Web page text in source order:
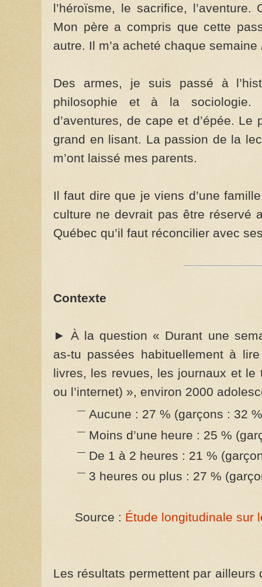
l’héroïsme, le sacrifice,
Mon père a compris que cette
autre. Il m’a acheté chaque semaine
Des armes, je suis passé à
philosophie et à la sociologie.
d’aventures, de cape et d’épée.
grand en lisant. La passion de la
m’ont laissé mes parents.
Il faut dire que je viens d’une
culture ne devrait pas être réservé
Québec qu’il faut récon­cilier avec
Contexte
► À la question « Durant une
as-tu passées habituellement à
livres, les revues, les journaux et le
ou l’internet) », environ 2000
Aucune : 27 % (garçons : 32
Moins d’une heure : 25 %
De 1 à 2 heures : 21 %
3 heures ou plus : 27 %
Source : Étude longitudinale sur
Les résultats permettent par ailleurs